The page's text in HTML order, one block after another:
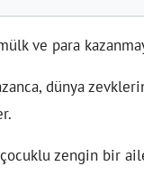
ve para
dünya
çocuklu zengin bir